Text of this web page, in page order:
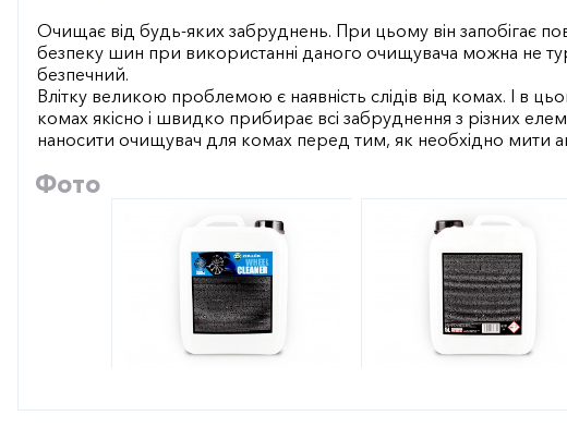
Очищає від будь-яких забруднень. При цьому він запобігає
безпеку шин при використанні даного очищувача можна не
безпечний.
Влітку великою проблемою є наявність слідів від комах. І в
комах якісно і швидко прибирає всі забруднення з різних
наносити очищувач для комах перед тим, як необхідно мити
Фото